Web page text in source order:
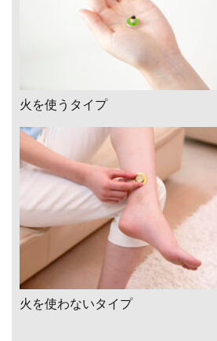
火を使うタイプ
火を使わないタイプ